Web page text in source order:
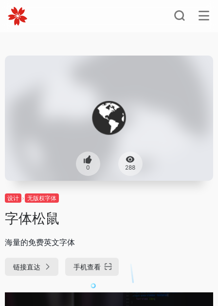
0 288
设计 无版权字体
字体松鼠
海量的免费英文字体
链接直达 手机查看